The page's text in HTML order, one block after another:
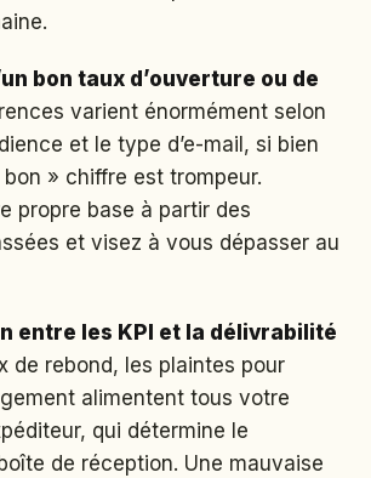
bon taux d’ouverture ou de
varient énormément selon
et le type d’e-mail, si bien
bon » chiffre est trompeur.
propre base à partir des
et visez à vous dépasser au
entre les KPI et la délivrabilité
de rebond, les plaintes pour
alimentent tous votre
qui détermine le
de réception. Une mauvaise